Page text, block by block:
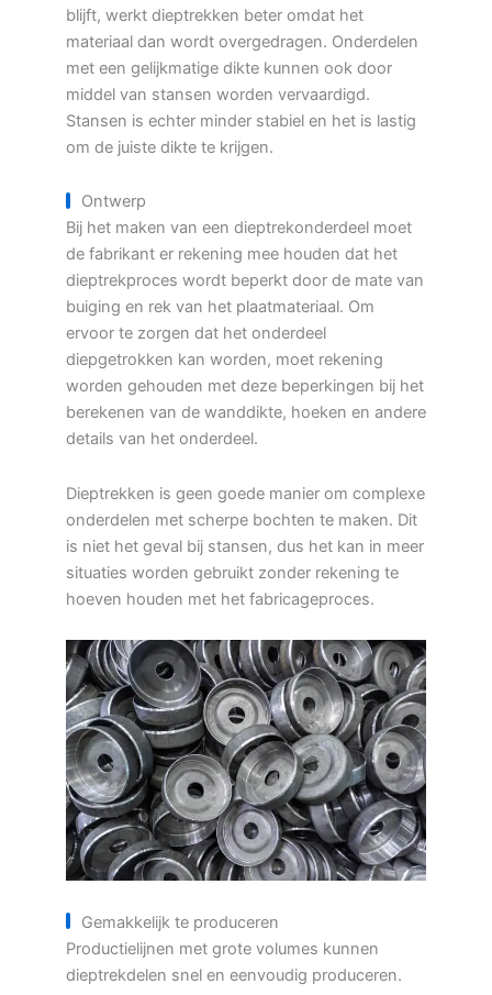
blijft, werkt dieptrekken beter omdat het
materiaal dan wordt overgedragen. Onderdelen
met een gelijkmatige dikte kunnen ook door
middel van stansen worden vervaardigd.
Stansen is echter minder stabiel en het is lastig
om de juiste dikte te krijgen.
Ontwerp
Bij het maken van een dieptrekonderdeel moet
de fabrikant er rekening mee houden dat het
dieptrekproces wordt beperkt door de mate van
buiging en rek van het plaatmateriaal. Om
ervoor te zorgen dat het onderdeel
diepgetrokken kan worden, moet rekening
worden gehouden met deze beperkingen bij het
berekenen van de wanddikte, hoeken en andere
details van het onderdeel.
Dieptrekken is geen goede manier om complexe
onderdelen met scherpe bochten te maken. Dit
is niet het geval bij stansen, dus het kan in meer
situaties worden gebruikt zonder rekening te
hoeven houden met het fabricageproces.
Gemakkelijk te produceren
Productielijnen met grote volumes kunnen
dieptrekdelen snel en eenvoudig produceren.